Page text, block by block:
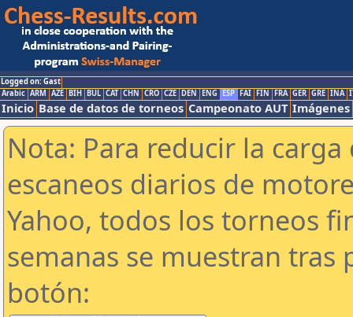
Logged on: Gast
Arabic ARM AZE BIH BUL CAT CHN CRO CZE DEN ENG ESP FAI FIN FRA GER GRE INA
Inicio Base de datos de torneos Campeonato AUT Imágenes
Nota: Para reducir la
escaneos diarios de
Yahoo, todos los torneos
semanas se muestran tras
botón: